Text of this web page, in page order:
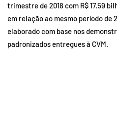
trimestre de 2018 com R$ 17,59
em relação ao mesmo período de
elaborado com base nos
padronizados entregues à CVM.